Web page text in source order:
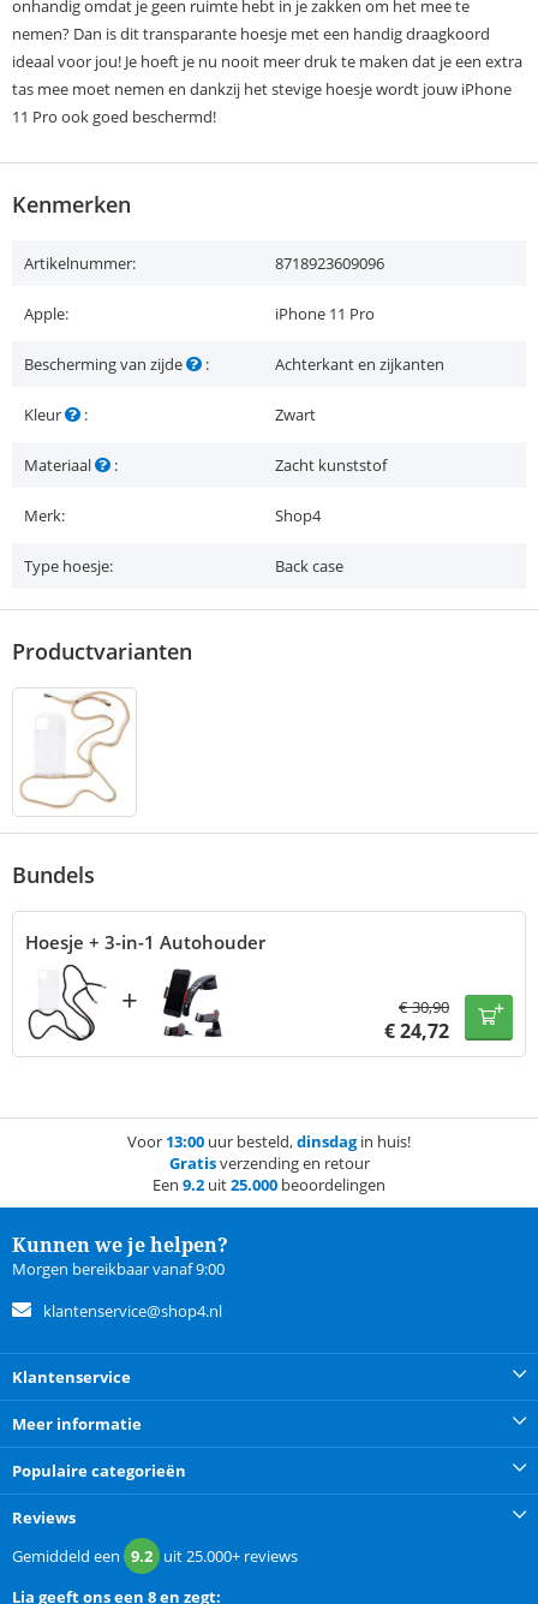
onhandig omdat je geen ruimte hebt in je zakken om het mee te
nemen? Dan is dit transparante hoesje met een handig draagkoord
ideaal voor jou! Je hoeft je nu nooit meer druk te maken dat je een extra
tas mee moet nemen en dankzij het stevige hoesje wordt jouw iPhone
11 Pro ook goed beschermd!
Kenmerken
Artikelnummer: 8718923609096
Apple: iPhone 11 Pro
Bescherming van zijde : Achterkant en zijkanten
Kleur : Zwart
Materiaal : Zacht kunststof
Merk: Shop4
Type hoesje: Back case
Productvarianten
Bundels
Hoesje + 3-in-1 Autohouder
+ €30,90
€24,72
Voor 13:00 uur besteld,dinsdagin huis!
Gratisverzending en retour
Een 9.2 uit25.000 beoordelingen
Kunnen we je helpen?
Morgen bereikbaar vanaf 9:00
klantenservice@shop4.nl
Klantenservice
Meer informatie
Populaire categorieën
Reviews
Gemiddeld een 9.2 uit25.000+ reviews
Lia geeft ons een 8 en zegt: